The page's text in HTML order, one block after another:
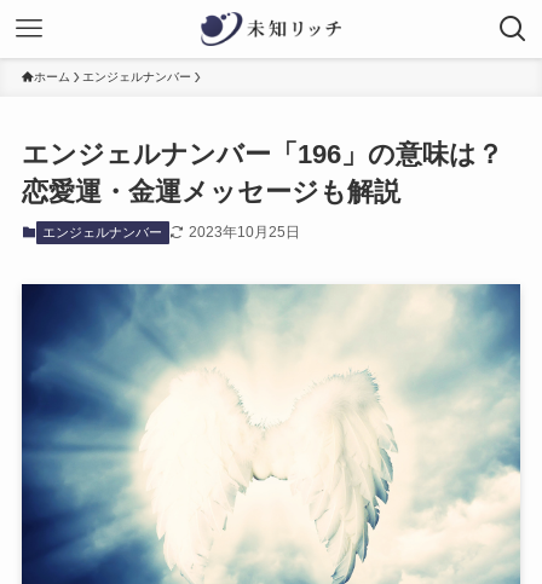
ホーム エンジェルナンバー
エンジェルナンバー「196」の意味は？
恋愛運・金運メッセージも解説
エンジェルナンバー 2023年10月25日